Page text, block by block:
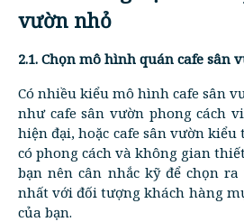
vườn nhỏ
2.1. Chọn mô hình quán cafe sân
Có nhiều kiểu mô hình cafe sân
như cafe sân vườn phong cách
hiện đại, hoặc cafe sân vườn
có phong cách và không gian
bạn nên cân nhắc kỹ để chọn
nhất với đối tượng khách hàng
của bạn.